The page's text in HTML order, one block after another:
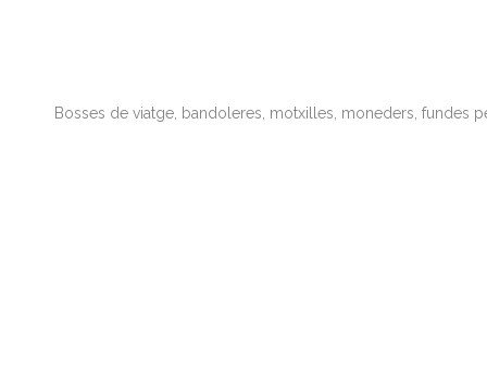
Bosses de viatge, bandoleres, motxilles, moneders, fundes